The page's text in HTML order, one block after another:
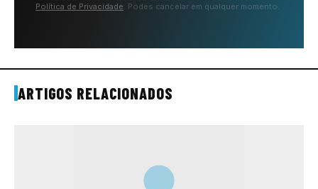
Política de Privacidade . Podes cancelar em qualquer momento.
ARTIGOS RELACIONADOS